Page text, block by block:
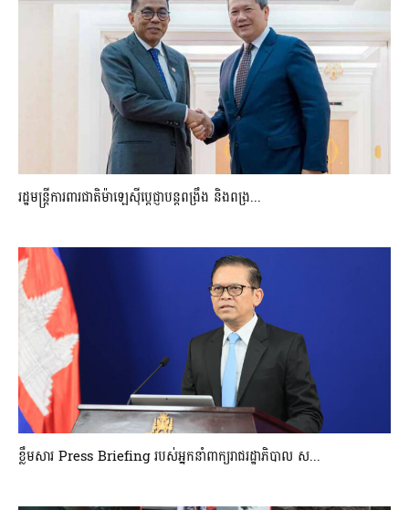
រដ្ឋមន្ត្រីការពារជាតិម៉ាឡេស៊ីប្ដេជ្ញាបន្តពង្រឹង និងពង្រ...
ខ្លឹមសារ Press Briefing របស់អ្នកនាំពាក្យរាជរដ្ឋាភិបាល ស...